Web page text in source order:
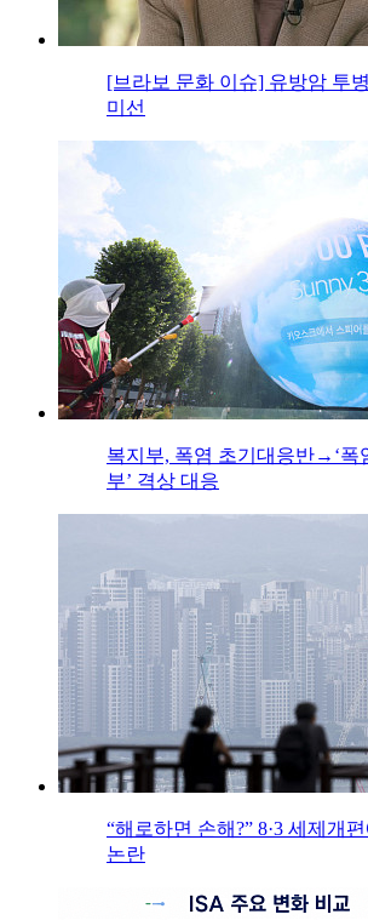
[브라보 문화 이슈] 유방암 투
미선
복지부, 폭염 초기대응반→‘폭
부’ 격상 대응
“해로하면 손해?” 8·3 세제개
논란